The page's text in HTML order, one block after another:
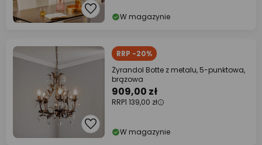
W magazynie
RRP -20%
Żyrandol Botte z metalu, 5-punktowa,
brązowa
909,00 zł
RRP1 139,00 zł
W magazynie